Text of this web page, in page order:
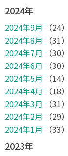
2024年
2024年9月
（24）
2024年8月
（31）
2024年7月
（30）
2024年6月
（30）
2024年5月
（14）
2024年4月
（18）
2024年3月
（31）
2024年2月
（29）
2024年1月
（33）
2023年